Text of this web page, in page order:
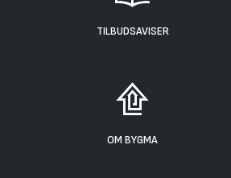
TILBUDSAVISER
OM BYGMA